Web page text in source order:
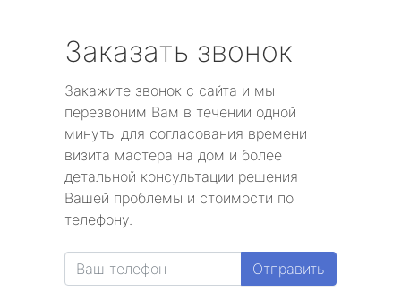
Заказать звонок
Закажите звонок с сайта и мы
перезвоним Вам в течении одной
минуты для согласования времени
визита мастера на дом и более
детальной консультации решения
Вашей проблемы и стоимости по
телефону.
Отправить